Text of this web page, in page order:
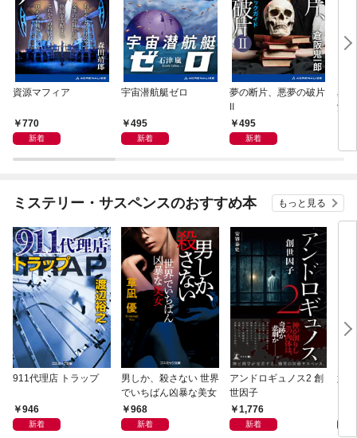
資源マフィア
770
新着
宇宙潜航艇ゼロ
495
新着
夢の断片、悪夢の破片
Ⅱ
495
新着
星
覚
ミステリー・サスペンスのおすすめ本 もっと見る
911代理店 トラップ
946
新着
男しか、殺さない 世界
でいちばん凶暴な美女
968
新着
アンドロギュノス2 創
世因子
1,776
新着
姐